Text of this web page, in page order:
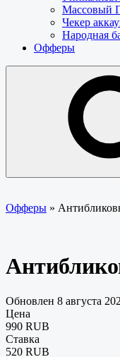
Массовый
Чекер
Народная
Офферы
Офферы »
Обновлен 8 августа
Цена
990 RUB
Ставка
520 RUB